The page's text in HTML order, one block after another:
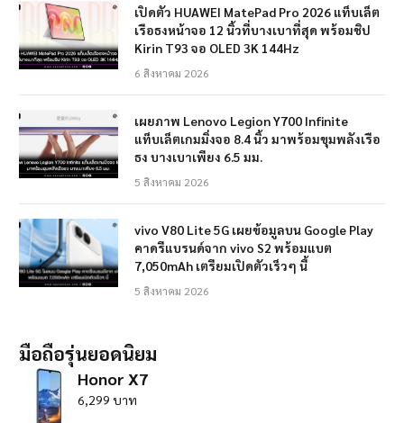
เปิดตัว HUAWEI MatePad Pro 2026 แท็บเล็ต
เรือธงหน้าจอ 12 นิ้วที่บางเบาที่สุด พร้อมชิป
Kirin T93 จอ OLED 3K 144Hz
6 สิงหาคม 2026
เผยภาพ Lenovo Legion Y700 Infinite
แท็บเล็ตเกมมิ่งจอ 8.4 นิ้ว มาพร้อมขุมพลังเรือ
ธง บางเบาเพียง 6.5 มม.
5 สิงหาคม 2026
vivo V80 Lite 5G เผยข้อมูลบน Google Play
คาดรีแบรนด์จาก vivo S2 พร้อมแบต
7,050mAh เตรียมเปิดตัวเร็วๆ นี้
5 สิงหาคม 2026
มือถือรุ่นยอดนิยม
Honor X7
6,299 บาท